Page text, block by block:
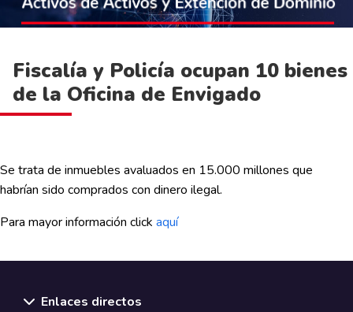
Fiscalía y Policía ocupan 10 bienes
de la Oficina de Envigado
Se trata de inmuebles avaluados en 15.000 millones que
habrían sido comprados con dinero ilegal.
Para mayor información click aquí
Enlaces directos